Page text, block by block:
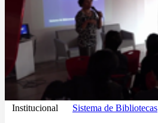
Institucional Sistema de Bibliotecas